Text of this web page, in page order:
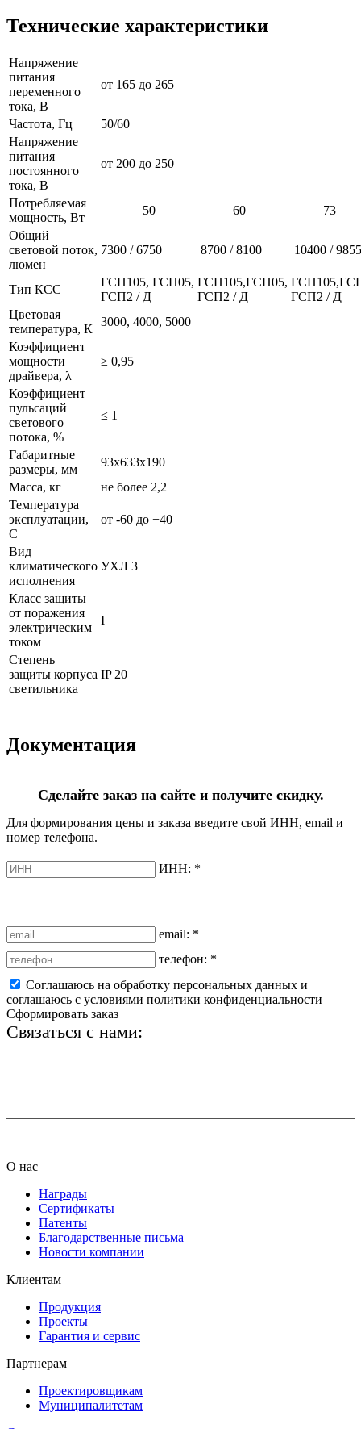
Технические характеристики
Напряжение
питания
переменного
тока, В
от 165 до 265
Частота, Гц
50/60
Напряжение
питания
постоянного
тока, В
от 200 до 250
Потребляемая
мощность, Вт
50 60
73
Общий
световой поток,
люмен
7300 / 6750 8700 / 8100 10400 / 9855
Тип КСС
ГСП105, ГСП05,
ГСП2 / Д
ГСП105,ГСП05,
ГСП2 / Д
ГСП2 / Д
Цветовая
температура, К
3000, 4000, 5000
Коэффициент
мощности
драйвера, λ
≥ 0,95
Коэффициент
пульсаций
светового
потока, %
≤ 1
Габаритные
размеры, мм
93х633х190
Масса, кг
не более 2,2
Температура
эксплуатации,
С
от -60 до +40
Вид
климатического
исполнения
УХЛ 3
Класс защиты
от поражения
электрическим
током
I
Степень
защиты корпуса
светильника
IP 20
Документация
Сделайте заказ на сайте и получите скидку.
Для формирования цены и заказа введите свой ИНН, email и
номер телефона.
ИНН: *
email: *
телефон: *
Соглашаюсь на обработку персональных данных и
соглашаюсь с условиями политики конфиденциальности
Сформировать заказ
Связаться с нами:
О нас
Награды
Сертификаты
Патенты
Благодарственные письма
Новости компании
Клиентам
Продукция
Проекты
Гарантия и сервис
Партнерам
Проектировщикам
Муниципалитетам